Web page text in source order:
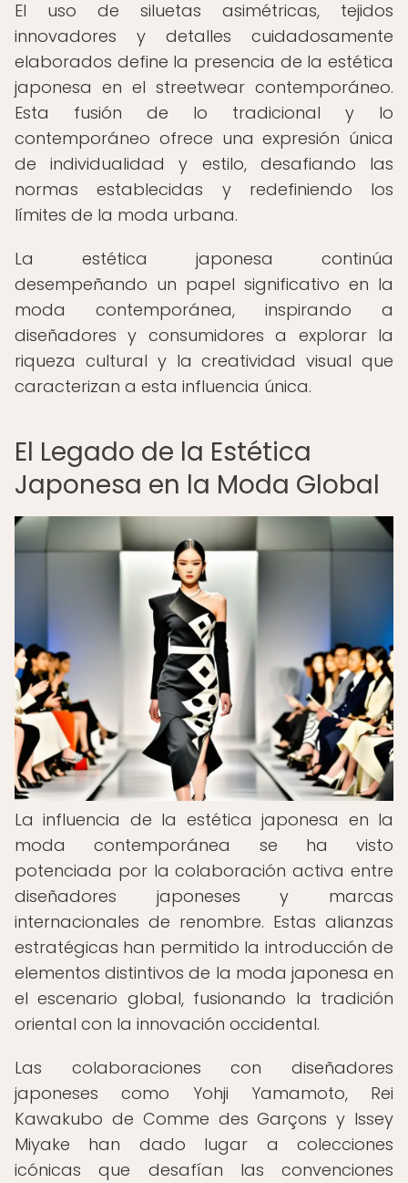
El uso de siluetas asimétricas, tejidos
innovadores y detalles cuidadosamente
elaborados define la presencia de la estética
japonesa en el streetwear contemporáneo.
Esta fusión de lo tradicional y lo
contemporáneo ofrece una expresión única
de individualidad y estilo, desafiando las
normas establecidas y redefiniendo los
límites de la moda urbana.
La estética japonesa continúa
desempeñando un papel significativo en la
moda contemporánea, inspirando a
diseñadores y consumidores a explorar la
riqueza cultural y la creatividad visual que
caracterizan a esta influencia única.
El Legado de la Estética
Japonesa en la Moda Global
La influencia de la estética japonesa en la
moda contemporánea se ha visto
potenciada por la colaboración activa entre
diseñadores japoneses y marcas
internacionales de renombre. Estas alianzas
estratégicas han permitido la introducción de
elementos distintivos de la moda japonesa en
el escenario global, fusionando la tradición
oriental con la innovación occidental.
Las colaboraciones con diseñadores
japoneses como Yohji Yamamoto, Rei
Kawakubo de Comme des Garçons y Issey
Miyake han dado lugar a colecciones
icónicas que desafían las convenciones